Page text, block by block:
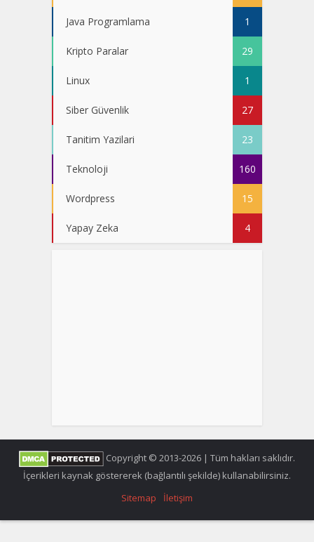
Java Programlama 1
Kripto Paralar 29
Linux 1
Siber Güvenlik 27
Tanitim Yazilari 23
Teknoloji 160
Wordpress 15
Yapay Zeka 4
Copyright © 2013-2026 | Tüm hakları saklıdır.
İçerikleri kaynak göstererek (bağlantılı şekilde) kullanabilirsiniz.
Sitemap
İletişim